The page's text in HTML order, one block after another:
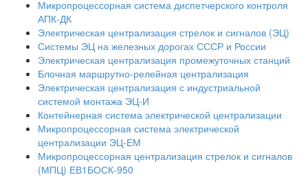
Микропроцессорная система диспетчерского контроля
АПК-ДК
Электрическая централизация стрелок и сигналов (ЭЦ)
Системы ЭЦ на железных дорогах СССР и России
Электрическая централизация промежуточных станций
Блочная маршрутно-релейная централизация
Электрическая централизация с индустриальной
системой монтажа ЭЦ-И
Контейнерная система электрической централизации
Микропроцессорная система электрической
централизации ЭЦ-ЕМ
Микропроцессорная централизация стрелок и сигналов
(МПЦ) ЕВ1БОСК-950